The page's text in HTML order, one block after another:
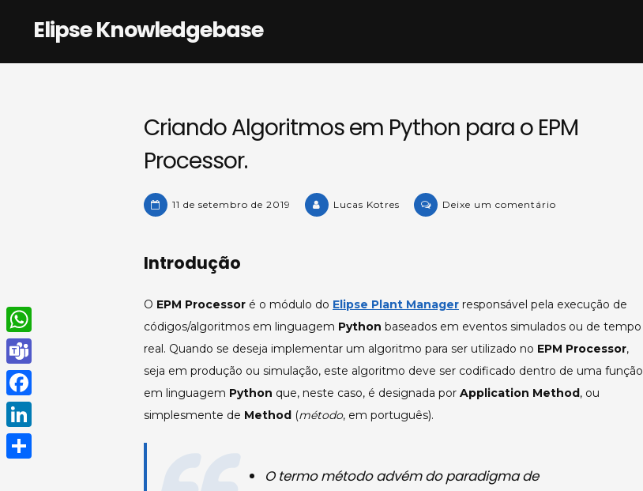
Elipse Knowledgebase
Criando Algoritmos em Python para o EPM
Processor.
11 de setembro de 2019 Lucas Kotres Deixe um comentário
EPM
Processor.
Introdução
O EPM Processor é o módulo do Elipse Plant Manager responsável pela execução de
códigos/algoritmos em linguagem Python baseados em eventos simulados ou de tempo
real. Quando se deseja implementar um algoritmo para ser utilizado no EPM Processor,
seja em produção ou simulação, este algoritmo deve ser codificado dentro de uma função
em linguagem Python que, neste caso, é designada por Application Method , ou
simplesmente de Method (método, em português).
O termométodoadvém do paradigma de
W
h
a
T
e
a
m
F
a
c
L